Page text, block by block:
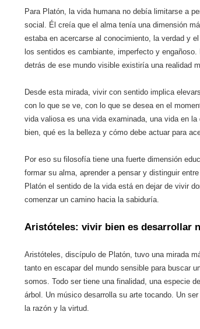
Para Platón, la vida humana no debía limitarse a
social. Él creía que el alma tenía una dimensión
estaba en acercarse al conocimiento, la verdad y
los sentidos es cambiante, imperfecto y
detrás de ese mundo visible existiría una realidad
Desde esta mirada, vivir con sentido implica
con lo que se ve, con lo que se desea en el
vida valiosa es una vida examinada, una vida en
bien, qué es la belleza y cómo debe actuar para
Por eso su filosofía tiene una fuerte dimensión
formar su alma, aprender a pensar y distinguir
Platón el sentido de la vida está en dejar de vivir
comenzar un camino hacia la sabiduría.
Aristóteles: vivir bien es desarrollar
Aristóteles, discípulo de Platón, tuvo una mirada
tanto en escapar del mundo sensible para buscar
somos. Todo ser tiene una finalidad, una especie
árbol. Un músico desarrolla su arte tocando. Un
la razón y la virtud.